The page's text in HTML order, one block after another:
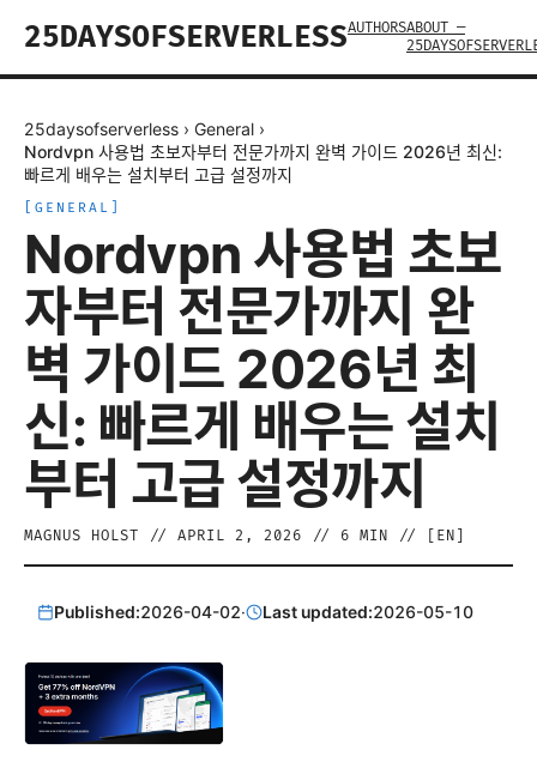
25DAYSOFSERVERLESSAUTHORSABOUT —
25daysofserverless › General ›
Nordvpn 사용법 초보자부터 전문가까지 완벽 가이드 2026년 최신:
빠르게 배우는 설치부터 고급 설정까지
GENERAL
Nordvpn 사용법 초보
자부터 전문가까지 완
벽 가이드 2026년 최
신: 빠르게 배우는 설치
부터 고급 설정까지
MAGNUS HOLST // APRIL 2, 2026 // 6 MIN // [ EN
Published:2026-04-02· Last updated:2026-05-10